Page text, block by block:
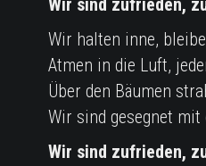
Wir sind zufrieden,
Wir halten inne,
Atmen in die Luft,
Über den Bäumen
Wir sind gesegnet
Wir sind zufrieden,